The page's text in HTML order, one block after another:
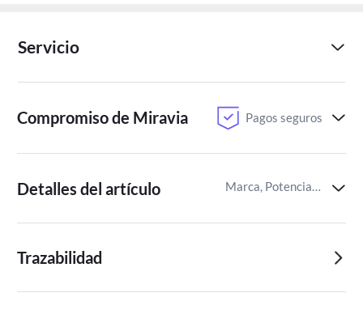
Servicio
Compromiso de Miravia Pagos seguros
Detalles del artículo Marca, Potencia del calefactor,Certificaciones del producto
Trazabilidad